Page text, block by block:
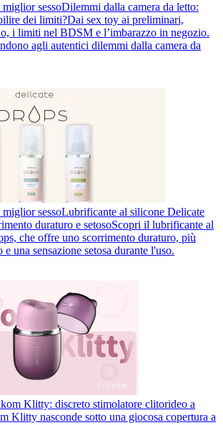
sessoDilemmi dalla camera da letto:
dei limiti?Dai sex toy ai preliminari,
i limiti nel BDSM e l’imbarazzo in negozio.
agli autentici dilemmi dalla camera da
sessoLubrificante al silicone Delicate
duraturo e setosoScopri il lubrificante al
che offre uno scorrimento duraturo, più
una sensazione setosa durante l'uso.
Klitty: discreto stimolatore clitorideo a
Klitty nasconde sotto una giocosa copertura a